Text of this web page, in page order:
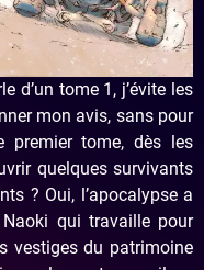
d’un tome 1, j’évite les
mon avis, sans pour
premier tome, dès les
quelques survivants
? Oui, l’apocalypse a
qui travaille pour
vestiges du patrimoine